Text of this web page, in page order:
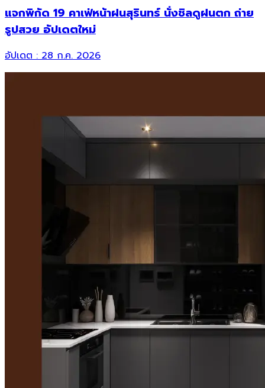
แจกพิกัด 19 คาเฟ่หน้าฝนสุรินทร์ นั่งชิลดูฝนตก ถ่าย
รูปสวย อัปเดตใหม่
อัปเดต :28 ก.ค. 2026